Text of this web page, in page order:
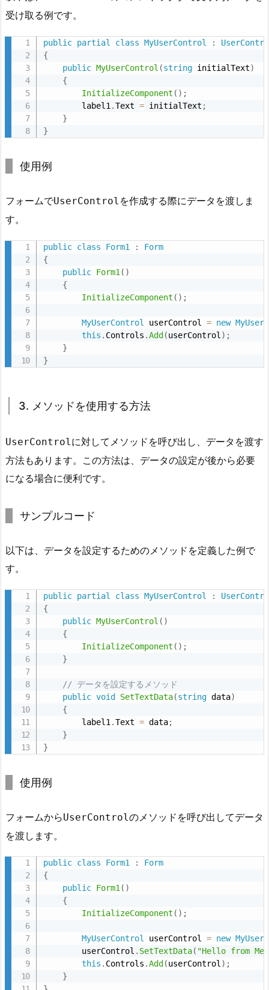
作
し
た
n
r
に
デ
ー
タ
を
け
渡
法
1.
テ
を
す
6.
コ
ン
ス
ト
ク
を
使
す
る
6.
3.
メ
受け取る例です。
public partial class MyUserControl :
{
public MyUserControl (string initialText)
{
InitializeComponent ( ) ;
        label1
.Text = initialText ;
}
}
使用例
フォームでUserControl を作成する際にデータを渡しま
す。
public class Form1 :
Form
{
public Form1 ( )
{
InitializeComponent ( ) ;
MyUserControl userControl = new
this . Controls .Add (userControl ) ;
}
}
3. メソッドを使用する方法
UserControlに対してメソッドを呼び出し、データを渡す
方法もあります。この方法は、データの設定が後から必要
になる場合に便利です。
サンプルコード
以下は、データを設定するためのメソッドを定義した例で
す。
public partial class MyUserControl :
{
public MyUserControl ( )
{
InitializeComponent ( ) ;
}
// データを設定するメソッド
public void SetTextData(string data)
{
        label1
.Text = data;
}
}
使用例
フォームからUserControl のメソッドを呼び出してデータ
を渡します。
public class Form1 :
Form
{
public Form1( )
{
InitializeComponent ( ) ;
MyUserControl userControl = new
        userControl
. SetTextData( "Hello from
this . Controls .Add (userControl) ;
}